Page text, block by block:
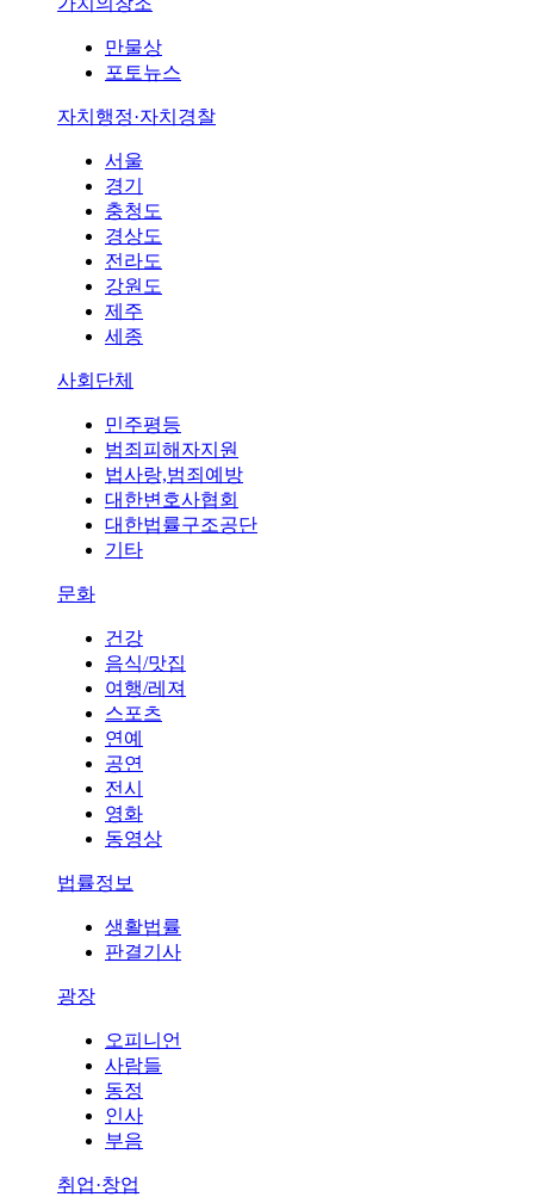
만물상
포토뉴스
자치행정·자치경찰
서울
경기
충청도
경상도
전라도
강원도
제주
세종
사회단체
민주평등
범죄피해자지원
법사랑,범죄예방
대한변호사협회
대한법률구조공단
기타
문화
건강
음식/맛집
여행/레져
스포츠
연예
공연
전시
영화
동영상
법률정보
생활법률
판결기사
광장
오피니언
사람들
동정
인사
부음
취업·창업